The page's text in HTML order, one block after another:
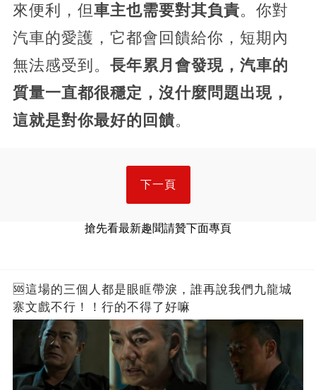
來便利，但車主也需要對其負責。你對
汽車的愛護，它都會回饋給你，短期內
無法感受到。 長年累月會發現，汽車的
質量一直都很穩定，沒什麼問題出現，
這就是對你最好的回饋。
下一頁
搶先看最新趣聞請贊下面專頁
🆘這場的三個人都是眼眶帶淚，誰再說我們九龍城
寨文戲不行！！行的不得了好嘛